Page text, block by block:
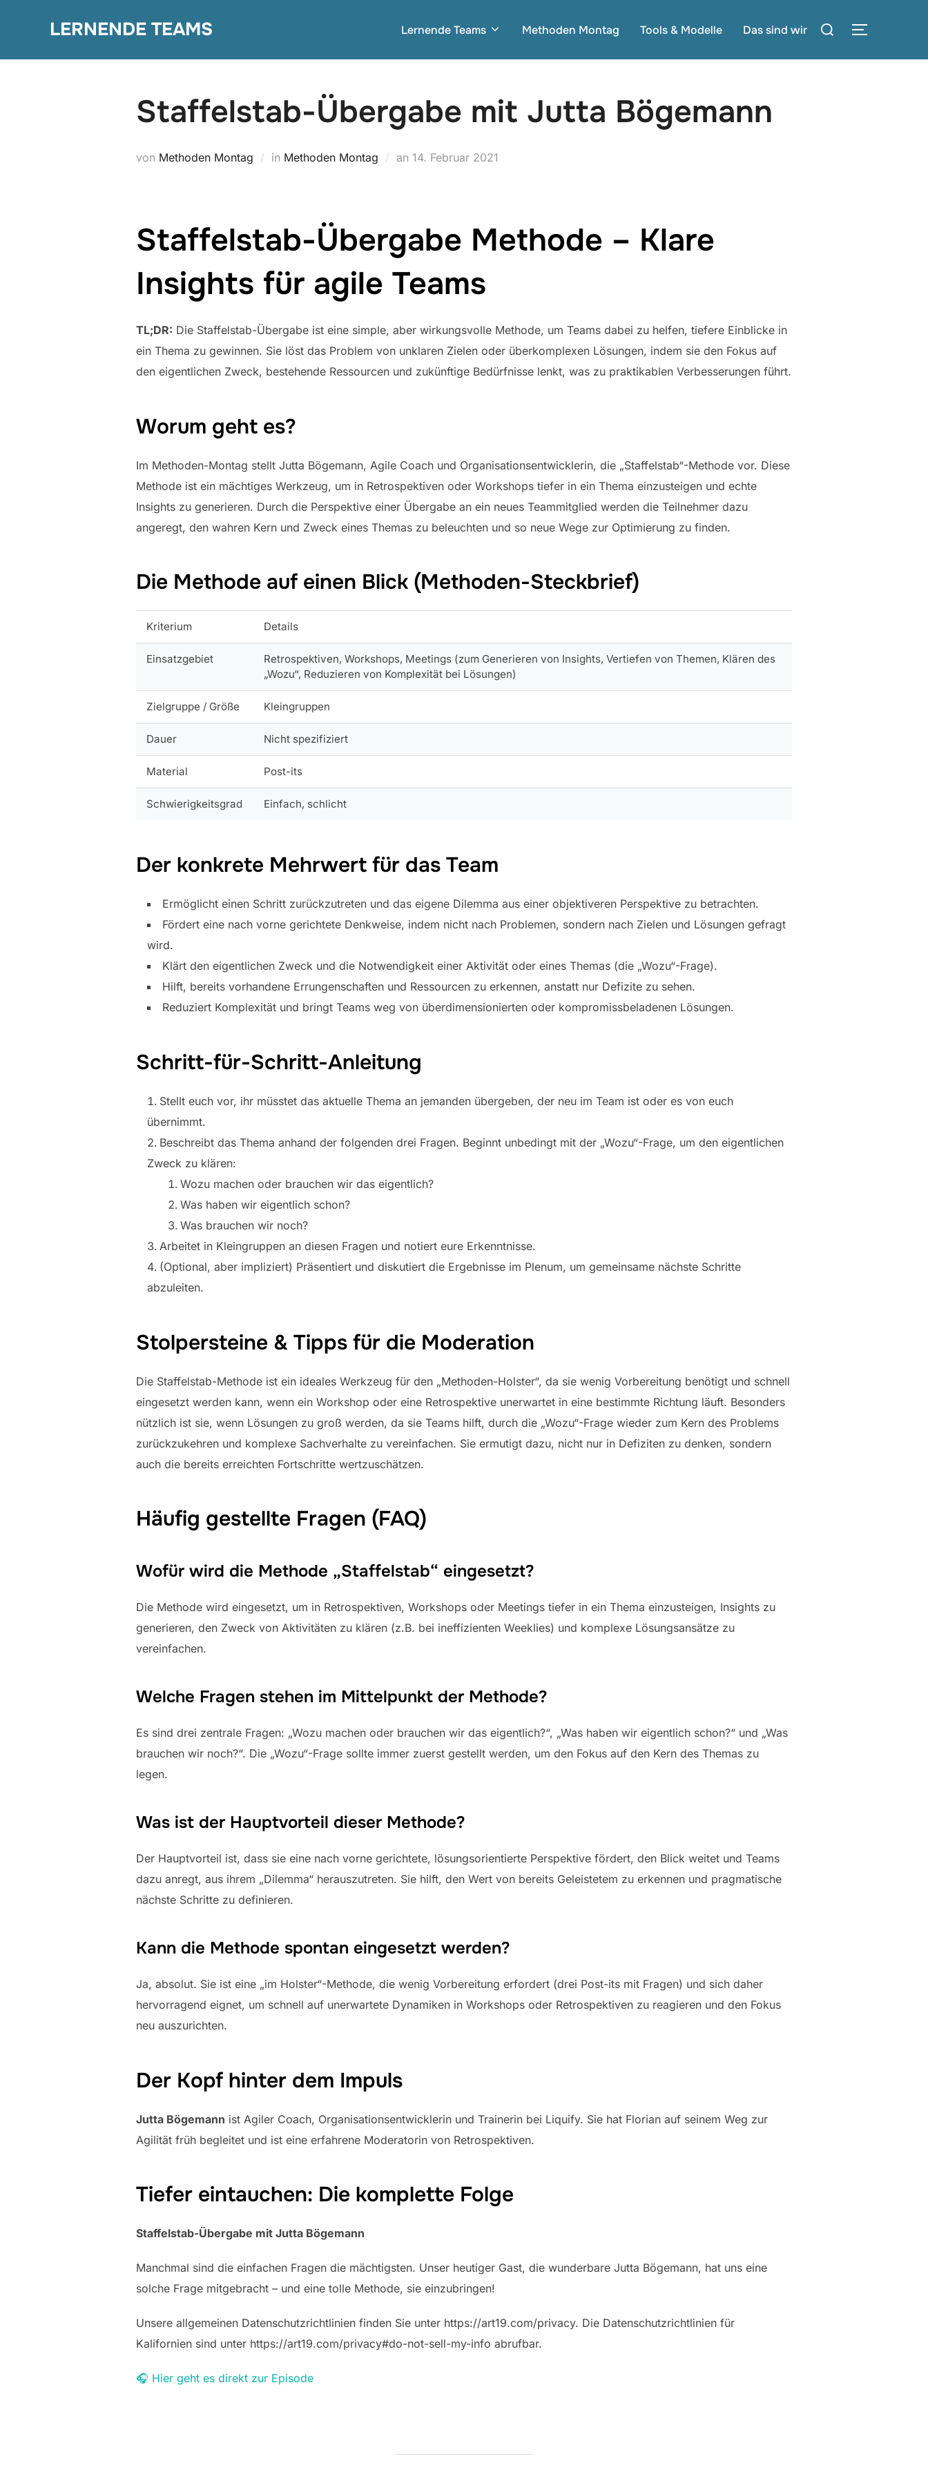
LERNENDE TEAMS Lernende Teams Methoden Montag Tools & Modelle Das sind wir
Suchen
Staffelstab-Übergabe mit Jutta Bögemann
von Methoden Montag in Methoden Montag an Veröffentlicht
14. Februar 2021
Staffelstab-Übergabe Methode – Klare
Insights für agile Teams
TL;DR: Die Staffelstab-Übergabe ist eine simple, aber wirkungsvolle Methode, um Teams dabei zu helfen, tiefere Einblicke in
ein Thema zu gewinnen. Sie löst das Problem von unklaren Zielen oder überkomplexen Lösungen, indem sie den Fokus auf
den eigentlichen Zweck, bestehende Ressourcen und zukünftige Bedürfnisse lenkt, was zu praktikablen Verbesserungen führt.
Worum geht es?
Im Methoden-Montag stellt Jutta Bögemann, Agile Coach und Organisationsentwicklerin, die „Staffelstab“-Methode vor. Diese
Methode ist ein mächtiges Werkzeug, um in Retrospektiven oder Workshops tiefer in ein Thema einzusteigen und echte
Insights zu generieren. Durch die Perspektive einer Übergabe an ein neues Teammitglied werden die Teilnehmer dazu
angeregt, den wahren Kern und Zweck eines Themas zu beleuchten und so neue Wege zur Optimierung zu finden.
Die Methode auf einen Blick (Methoden-Steckbrief)
Kriterium Details
Einsatzgebiet
Retrospektiven, Workshops, Meetings (zum Generieren von Insights, Vertiefen von Themen, Klären des
„Wozu“, Reduzieren von Komplexität bei Lösungen)
Zielgruppe / Größe Kleingruppen
Dauer Nicht spezifiziert
Material Post-its
Schwierigkeitsgrad Einfach, schlicht
Der konkrete Mehrwert für das Team
Ermöglicht einen Schritt zurückzutreten und das eigene Dilemma aus einer objektiveren Perspektive zu betrachten.
Fördert eine nach vorne gerichtete Denkweise, indem nicht nach Problemen, sondern nach Zielen und Lösungen gefragt
wird.
Klärt den eigentlichen Zweck und die Notwendigkeit einer Aktivität oder eines Themas (die „Wozu“-Frage).
Hilft, bereits vorhandene Errungenschaften und Ressourcen zu erkennen, anstatt nur Defizite zu sehen.
Reduziert Komplexität und bringt Teams weg von überdimensionierten oder kompromissbeladenen Lösungen.
Schritt-für-Schritt-Anleitung
Stellt euch vor, ihr müsstet das aktuelle Thema an jemanden übergeben, der neu im Team ist oder es von euch
übernimmt.
Beschreibt das Thema anhand der folgenden drei Fragen. Beginnt unbedingt mit der „Wozu“-Frage, um den eigentlichen
Zweck zu klären:
Wozu machen oder brauchen wir das eigentlich?
Was haben wir eigentlich schon?
Was brauchen wir noch?
Arbeitet in Kleingruppen an diesen Fragen und notiert eure Erkenntnisse.
(Optional, aber impliziert) Präsentiert und diskutiert die Ergebnisse im Plenum, um gemeinsame nächste Schritte
abzuleiten.
Stolpersteine & Tipps für die Moderation
Die Staffelstab-Methode ist ein ideales Werkzeug für den „Methoden-Holster“, da sie wenig Vorbereitung benötigt und schnell
eingesetzt werden kann, wenn ein Workshop oder eine Retrospektive unerwartet in eine bestimmte Richtung läuft. Besonders
nützlich ist sie, wenn Lösungen zu groß werden, da sie Teams hilft, durch die „Wozu“-Frage wieder zum Kern des Problems
zurückzukehren und komplexe Sachverhalte zu vereinfachen. Sie ermutigt dazu, nicht nur in Defiziten zu denken, sondern
auch die bereits erreichten Fortschritte wertzuschätzen.
Häufig gestellte Fragen (FAQ)
Wofür wird die Methode „Staffelstab“ eingesetzt?
Die Methode wird eingesetzt, um in Retrospektiven, Workshops oder Meetings tiefer in ein Thema einzusteigen, Insights zu
generieren, den Zweck von Aktivitäten zu klären (z.B. bei ineffizienten Weeklies) und komplexe Lösungsansätze zu
vereinfachen.
Welche Fragen stehen im Mittelpunkt der Methode?
Es sind drei zentrale Fragen: „Wozu machen oder brauchen wir das eigentlich?“, „Was haben wir eigentlich schon?“ und „Was
brauchen wir noch?“. Die „Wozu“-Frage sollte immer zuerst gestellt werden, um den Fokus auf den Kern des Themas zu
legen.
Was ist der Hauptvorteil dieser Methode?
Der Hauptvorteil ist, dass sie eine nach vorne gerichtete, lösungsorientierte Perspektive fördert, den Blick weitet und Teams
dazu anregt, aus ihrem „Dilemma“ herauszutreten. Sie hilft, den Wert von bereits Geleistetem zu erkennen und pragmatische
nächste Schritte zu definieren.
Kann die Methode spontan eingesetzt werden?
Ja, absolut. Sie ist eine „im Holster“-Methode, die wenig Vorbereitung erfordert (drei Post-its mit Fragen) und sich daher
hervorragend eignet, um schnell auf unerwartete Dynamiken in Workshops oder Retrospektiven zu reagieren und den Fokus
neu auszurichten.
Der Kopf hinter dem Impuls
Jutta Bögemann ist Agiler Coach, Organisationsentwicklerin und Trainerin bei Liquify. Sie hat Florian auf seinem Weg zur
Agilität früh begleitet und ist eine erfahrene Moderatorin von Retrospektiven.
Tiefer eintauchen: Die komplette Folge
Staffelstab-Übergabe mit Jutta Bögemann
Manchmal sind die einfachen Fragen die mächtigsten. Unser heutiger Gast, die wunderbare Jutta Bögemann, hat uns eine
solche Frage mitgebracht – und eine tolle Methode, sie einzubringen!
Unsere allgemeinen Datenschutzrichtlinien finden Sie unter https://art19.com/privacy. Die Datenschutzrichtlinien für
Kalifornien sind unter https://art19.com/privacy#do-not-sell-my-info abrufbar.
🎧 Hier geht es direkt zur Episode